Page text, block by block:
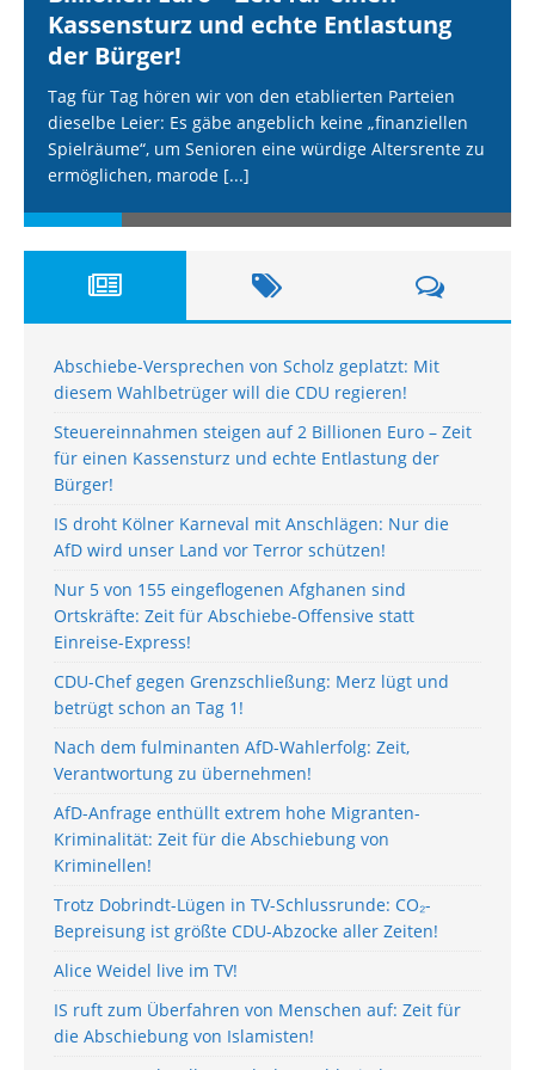
Kassensturz und echte Entlastung
der Bürger!
Tag für Tag hören wir von den etablierten Parteien
dieselbe Leier: Es gäbe angeblich keine „finanziellen
Spielräume“, um Senioren eine würdige Altersrente zu
ermöglichen, marode [...]
Abschiebe-Versprechen von Scholz geplatzt: Mit
diesem Wahlbetrüger will die CDU regieren!
Steuereinnahmen steigen auf 2 Billionen Euro – Zeit
für einen Kassensturz und echte Entlastung der
Bürger!
IS droht Kölner Karneval mit Anschlägen: Nur die
AfD wird unser Land vor Terror schützen!
Nur 5 von 155 eingeflogenen Afghanen sind
Ortskräfte: Zeit für Abschiebe-Offensive statt
Einreise-Express!
CDU-Chef gegen Grenzschließung: Merz lügt und
betrügt schon an Tag 1!
Nach dem fulminanten AfD-Wahlerfolg: Zeit,
Verantwortung zu übernehmen!
AfD-Anfrage enthüllt extrem hohe Migranten-
Kriminalität: Zeit für die Abschiebung von
Kriminellen!
Trotz Dobrindt-Lügen in TV-Schlussrunde: CO₂-
Bepreisung ist größte CDU-Abzocke aller Zeiten!
Alice Weidel live im TV!
IS ruft zum Überfahren von Menschen auf: Zeit für
die Abschiebung von Islamisten!